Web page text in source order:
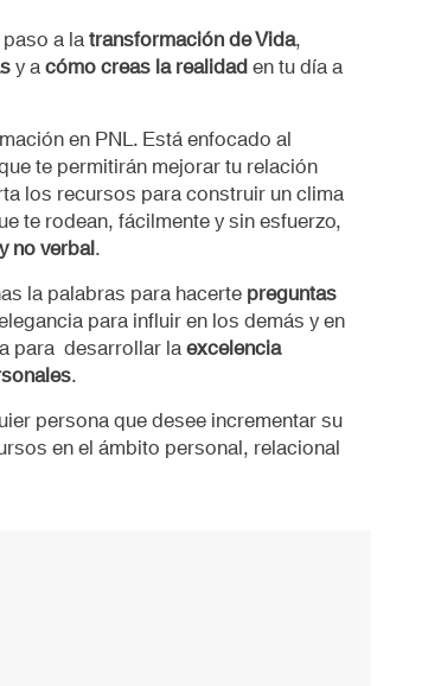
a latransformación de Vida,
y acómo creas la realidaden tu día a
en PNL. Está enfocado al
te permitirán mejorar tu relación
los recursos para construir un clima
te rodean, fácilmente y sin esfuerzo,
no verbal.
la palabras para hacertepreguntas
para influir en los demás y en
para desarrollar laexcelencia
.
persona que desee incrementar su
en el ámbito personal, relacional